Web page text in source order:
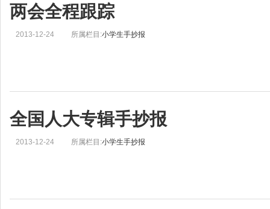
两会全程跟踪
2013-12-24 所属栏目:小学生手抄报
全国人大专辑手抄报
2013-12-24 所属栏目:小学生手抄报